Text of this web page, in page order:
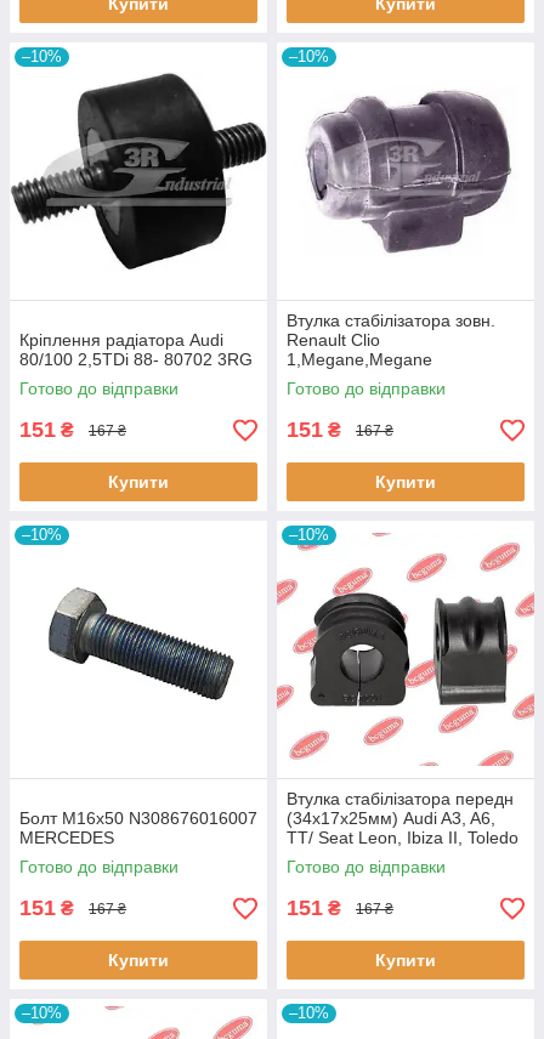
–10%
Кріплення радіатора Audi
80/100 2,5TDi 88- 80702 3RG
Готово до відправки
151 ₴ 167 ₴
Купити
–10%
Втулка стабiлізатора зовн.
Renault Clio
1,Megane,Megane
Classic,Megane Scenic,R19
60643 3RG
Готово до відправки
151 ₴ 167 ₴
Купити
–10%
Болт M16x50 N308676016007
MERCEDES
Готово до відправки
151 ₴ 167 ₴
Купити
–10%
Втулка стабілізатора передн
(34х17х25мм) Audi A3, A6,
TT/ Seat Leon, Ibiza II, Toledo
II (BC0226) BCGUMA BC0226
BC GUMA
Готово до відправки
151 ₴ 167 ₴
Купити
–10% –10%